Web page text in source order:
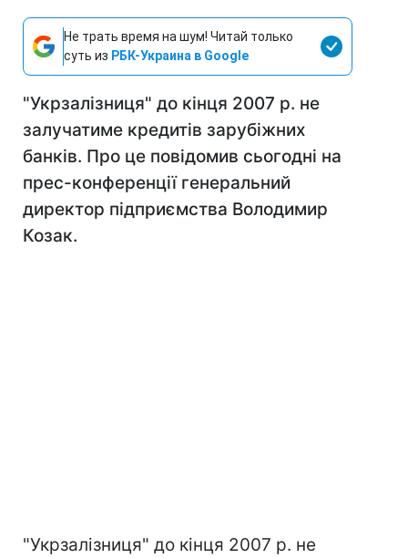
Не трать время на шум! Читай только
суть из РБК-Украина в Google
"Укрзалізниця" до кінця 2007 р. не
залучатиме кредитів зарубіжних
банків. Про це повідомив сьогодні на
прес-конференції генеральний
директор підприємства Володимир
Козак.
"Укрзалізниця" до кінця 2007 р. не